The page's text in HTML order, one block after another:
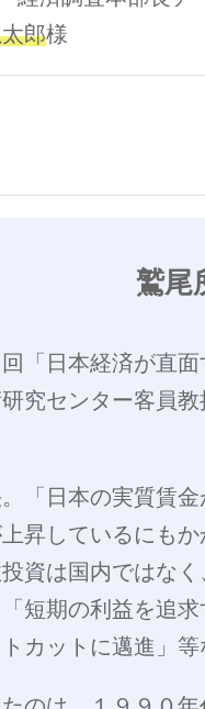
郎様
鷲尾
「日本経済が直
究センター客員
「日本の実質賃
昇しているにも
資は国内ではな
短期の利益を追
カットに邁進」等